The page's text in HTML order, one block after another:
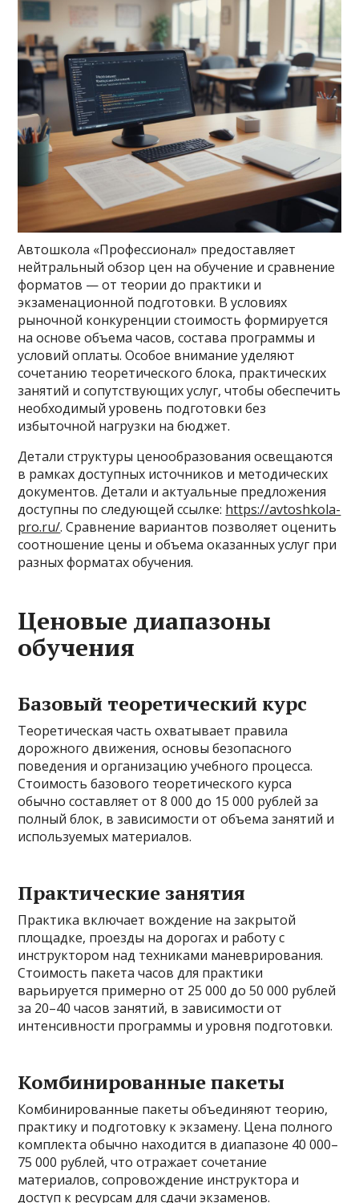
Автошкола «Профессионал» предоставляет
нейтральный обзор цен на обучение и сравнение
форматов — от теории до практики и
экзаменационной подготовки. В условиях
рыночной конкуренции стоимость формируется
на основе объема часов, состава программы и
условий оплаты. Особое внимание уделяют
сочетанию теоретического блока, практических
занятий и сопутствующих услуг, чтобы обеспечить
необходимый уровень подготовки без
избыточной нагрузки на бюджет.
Детали структуры ценообразования освещаются
в рамках доступных источников и методических
документов. Детали и актуальные предложения
доступны по следующей ссылке: https://avtoshkola-
pro.ru/. Сравнение вариантов позволяет оценить
соотношение цены и объема оказанных услуг при
разных форматах обучения.
Ценовые диапазоны
обучения
Базовый теоретический курс
Теоретическая часть охватывает правила
дорожного движения, основы безопасного
поведения и организацию учебного процесса.
Стоимость базового теоретического курса
обычно составляет от 8 000 до 15 000 рублей за
полный блок, в зависимости от объема занятий и
используемых материалов.
Практические занятия
Практика включает вождение на закрытой
площадке, проезды на дорогах и работу с
инструктором над техниками маневрирования.
Стоимость пакета часов для практики
варьируется примерно от 25 000 до 50 000 рублей
за 20–40 часов занятий, в зависимости от
интенсивности программы и уровня подготовки.
Комбинированные пакеты
Комбинированные пакеты объединяют теорию,
практику и подготовку к экзамену. Цена полного
комплекта обычно находится в диапазоне 40 000–
75 000 рублей, что отражает сочетание
материалов, сопровождение инструктора и
доступ к ресурсам для сдачи экзаменов.